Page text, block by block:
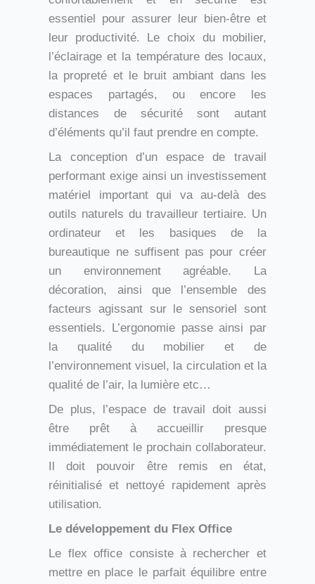
essentiel pour assurer leur bien-être et
leur productivité. Le choix du mobilier,
l’éclairage et la température des locaux,
la propreté et le bruit ambiant dans les
espaces partagés, ou encore les
distances de sécurité sont autant
d’éléments qu’il faut prendre en compte.
La conception d’un espace de travail
performant exige ainsi un investissement
matériel important qui va au-delà des
outils naturels du travailleur tertiaire. Un
ordinateur et les basiques de la
bureautique ne suffisent pas pour créer
un environnement agréable. La
décoration, ainsi que l’ensemble des
facteurs agissant sur le sensoriel sont
essentiels. L’ergonomie passe ainsi par
la qualité du mobilier et de
l’environnement visuel, la circulation et la
qualité de l’air, la lumière etc…
De plus, l’espace de travail doit aussi
être prêt à accueillir presque
immédiatement le prochain collaborateur.
Il doit pouvoir être remis en état,
réinitialisé et nettoyé rapidement après
utilisation.
Le développement du Flex Office
Le flex office consiste à rechercher et
mettre en place le parfait équilibre entre